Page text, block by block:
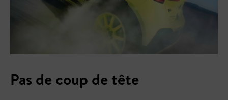
Pas de coup de tête